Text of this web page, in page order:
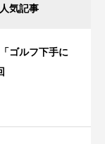
人気記事
ゴルフ下手に